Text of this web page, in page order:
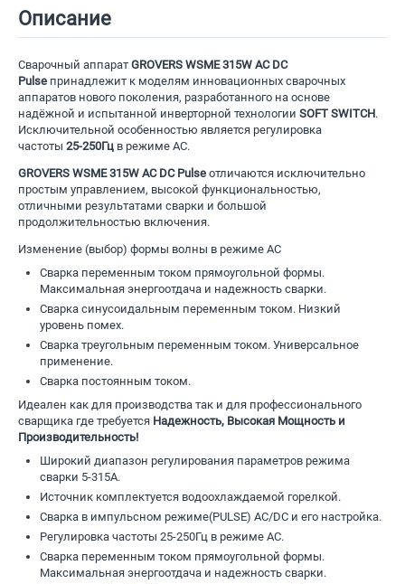
Описание
Сварочный аппарат GROVERS WSME 315W AC DC
Pulse принадлежит к моделям инновационных сварочных
аппаратов нового поколения, разработанного на основе
надёжной и испытанной инверторной технологии SOFT SWITCH.
Исключительной особенностью является регулировка
частоты 25-250Гц в режиме АС.
GROVERS WSME 315W AC DC Pulse отличаются исключительно
простым управлением, высокой функциональностью,
отличными результатами сварки и большой
продолжительностью включения.
Изменение (выбор) формы волны в режиме АС
Сварка переменным током прямоугольной формы.
Максимальная энергоотдача и надежность сварки.
Сварка синусоидальным переменным током. Низкий
уровень помех.
Сварка треугольным переменным током. Универсальное
применение.
Сварка постоянным током.
Идеален как для производства так и для профессионального
сварщика где требуется Надежность, Высокая Мощность и
Производительность!
Широкий диапазон регулирования параметров режима
сварки 5-315А.
Источник комплектуется водоохлаждаемой горелкой.
Сварка в импульсном режиме(PULSE) AC/DC и его настройка.
Регулировка частоты 25-250Гц в режиме АС.
Сварка переменным током прямоугольной формы.
Максимальная энергоотдача и надежность сварки.